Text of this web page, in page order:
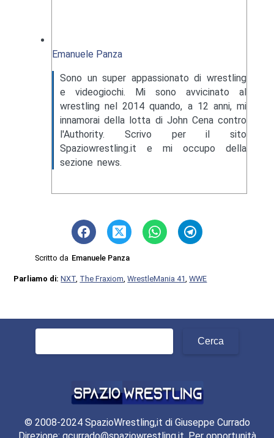
Emanuele Panza
Sono un super appassionato di wrestling
e videogiochi. Mi sono avvicinato al
wrestling nel 2014 quando, a 12 anni, mi
innamorai della lotta di John Cena contro
l'Authority. Scrivo per il sito
Spaziowrestling.it e mi occupo della
sezione news.
Scritto da Emanuele Panza
Parliamo di:NXT The Fraxiom ,WrestleMania 41 ,WWE
© 2008-2024 SpazioWrestling,it di Giuseppe Currado